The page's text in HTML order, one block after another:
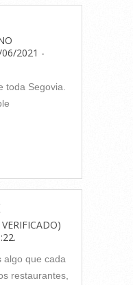
2021 -
toda Segovia.
.
algo que cada
restaurantes,